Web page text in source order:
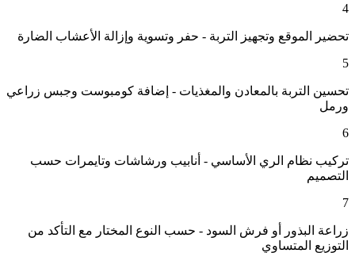
4
تحضير الموقع وتجهيز التربة - حفر وتسوية وإزالة الأعشاب الضارة
5
تحسين التربة بالمعادن والمغذيات - إضافة كومبوست وجبس زراعي
ورمل
6
تركيب نظام الري الأساسي - أنابيب ورشاشات وتايمرات حسب
التصميم
7
زراعة البذور أو فرش السود - حسب النوع المختار مع التأكد من
التوزيع المتساوي